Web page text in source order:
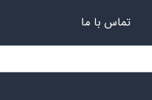
تماس با ما